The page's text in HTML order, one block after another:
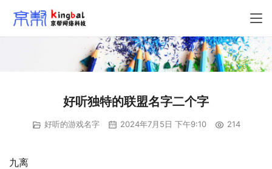
好听独特的联盟名字二个字
好听的游戏名字 2024年7月5日 下午9:10 214
九离